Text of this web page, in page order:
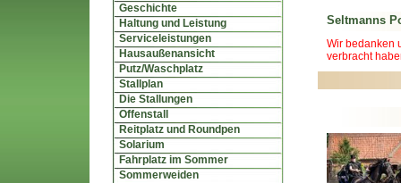
Geschichte
Haltung und Leistung
Serviceleistungen
Hausaußenansicht
Putz/Waschplatz
Stallplan
Die Stallungen
Offenstall
Reitplatz und Roundpen
Solarium
Fahrplatz im Sommer
Sommerweiden
Seltmanns
Wir bedanken
verbracht